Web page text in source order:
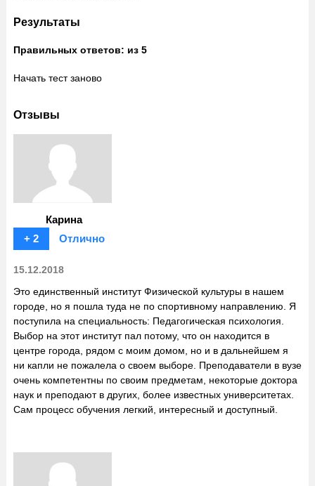
Результаты
Правильных ответов: из 5
Начать тест заново
Отзывы
Карина
+ 2
Отлично
15.12.2018
Это единственный институт Физической культуры в нашем
городе, но я пошла туда не по спортивному направлению. Я
поступила на специальность: Педагогическая психология.
Выбор на этот институт пал потому, что он находится в
центре города, рядом с моим домом, но и в дальнейшем я
ни капли не пожалела о своем выборе. Преподаватели в вузе
очень компетентны по своим предметам, некоторые доктора
наук и преподают в других, более известных университетах.
Сам процесс обучения легкий, интересный и доступный.